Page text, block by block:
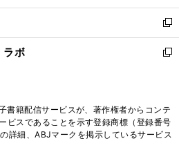
開
く
ウ
で
開
く
ン
ド
ウ
で
ウ
ィ
ン
ド
く
新
し
い
ド
ウ
で
ラボ
新
ィ
ン
ド
書籍配信サービスが、著作権者からコンテ
ビスであることを示す登録商標（登録番号
詳細、ABJマークを掲示しているサービス